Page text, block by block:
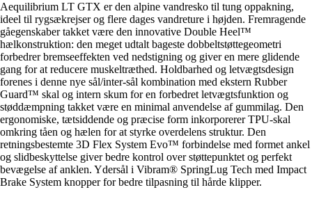
Aequilibrium LT GTX er den alpine vandresko til tung oppakning,
ideel til rygsækrejser og flere dages vandreture i højden. Fremragende
gåegenskaber takket være den innovative Double Heel™
hælkonstruktion: den meget udtalt bageste dobbeltstøttegeometri
forbedrer bremseeffekten ved nedstigning og giver en mere glidende
gang for at reducere muskeltræthed. Holdbarhed og letvægtsdesign
forenes i denne nye sål/inter-sål kombination med ekstern Rubber
Guard™ skal og intern skum for en forbedret letvægtsfunktion og
støddæmpning takket være en minimal anvendelse af gummilag. Den
ergonomiske, tætsiddende og præcise form inkorporerer TPU-skal
omkring tåen og hælen for at styrke overdelens struktur. Den
retningsbestemte 3D Flex System Evo™ forbindelse med formet ankel
og slidbeskyttelse giver bedre kontrol over støttepunktet og perfekt
bevægelse af anklen. Ydersål i Vibram® SpringLug Tech med Impact
Brake System knopper for bedre tilpasning til hårde klipper.